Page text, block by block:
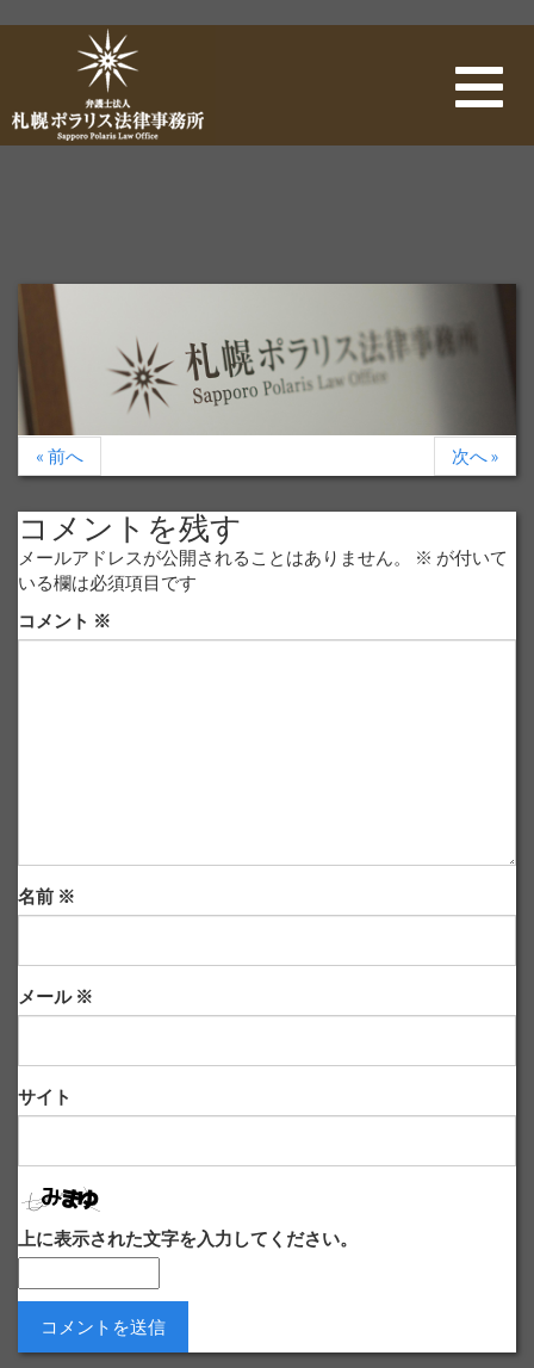
ナ
ビ
« 前へ 次へ »
コメントを残す
メールアドレスが公開されることはありません。 ※ が付いて
いる欄は必須項目です
コメント ※
名前 ※
メール ※
サイト
上に表示された文字を入力してください。